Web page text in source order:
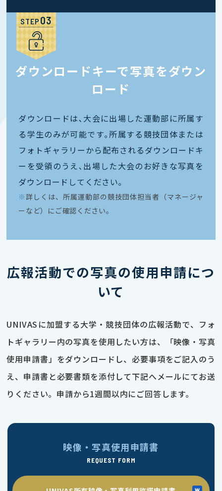
STEP
ダウンロードキーで写真をダウン
ロード
ダウンロードは､大会に出場した運動部に所属す
る学生のみが可能です｡所属する競技団体または
フォトギャラリーから配布されるダウンロードキ
ーを受領のうえ､出場した大会のお好きな写真を
ダウンロードしてください｡
※ 詳しくは、所属運動部の競技団体担当者（マネージャ
ーなど）にご確認ください。
広報活動での写真の使用申請につ
いて
UNIVASに加盟する大学・競技団体の広報活動で、フォ
トギャラリー内の写真を使用したい方は、「映像・写真
使用申請書」をダウンロードし、必要事項をご記入のう
え、申請書と必要書類を添付して下記へメールにてお送
りください。申請から1週間以内にご回答します。
映像・写真使用申請書
REQUEST FORM